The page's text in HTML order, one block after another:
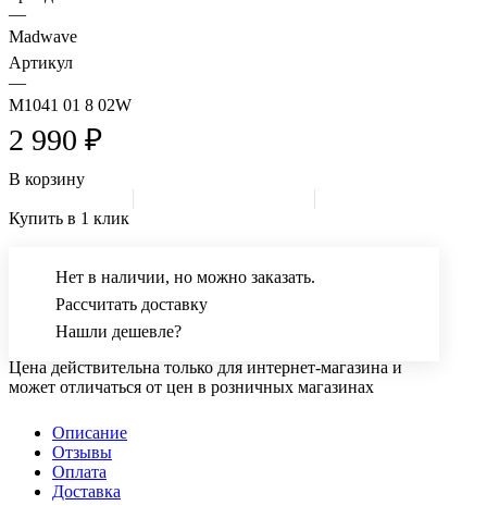
—
Madwave
Артикул
—
M1041 01 8 02W
2 990 ₽
В корзину
Купить в 1 клик
Нет в наличии, но можно заказать.
Рассчитать доставку
Нашли дешевле?
Цена действительна только для интернет-магазина и
может отличаться от цен в розничных магазинах
Описание
Отзывы
Оплата
Доставка